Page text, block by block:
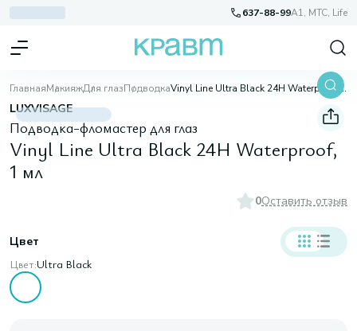
637-88-99A1, МТС, Life
ГлавнаяМакияжДля глазПодводка Vinyl Line Ultra Black 24H Waterproof, 1 мл
LUXVISAGE
Подводка-фломастер для глаз
Vinyl Line Ultra Black 24H Waterproof,
1 мл
0Оставить отзыв
Цвет
Цвет:Ultra Black